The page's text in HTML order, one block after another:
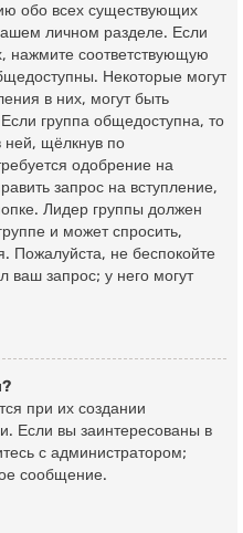
обо всех существующих
личном разделе. Если
нажмите соответствующую
Некоторые могут
в них, могут быть
группа общедоступна, то
ней, щёлкнув по
одобрение на
запрос на вступление,
Лидер группы должен
и может спросить,
Пожалуйста, не беспокойте
ваш запрос; у него могут
при их создании
Если вы заинтересованы в
с администратором;
сообщение.